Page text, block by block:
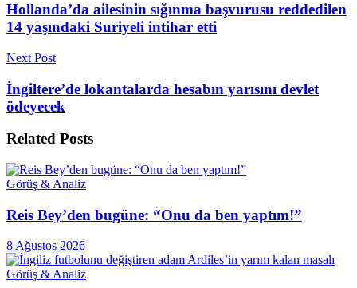
Hollanda’da ailesinin sığınma başvurusu reddedilen
14 yaşındaki Suriyeli intihar etti
Next Post
İngiltere’de lokantalarda hesabın yarısını devlet
ödeyecek
Related Posts
Görüş & Analiz
Reis Bey’den bugüne: “Onu da ben yaptım!”
8 Ağustos 2026
Görüş & Analiz